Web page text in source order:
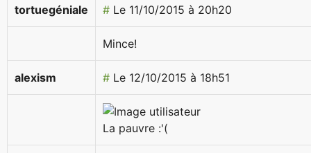
tortuegéniale # Le 11/10/2015 à 20h20
Mince!
alexism # Le 12/10/2015 à 18h51
La pauvre :'(